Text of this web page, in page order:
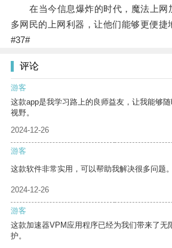
在当今信息爆炸的时代，魔法上网
多网民的上网利器，让他们能够更便捷
#37#
评论
游客
这款app是我学习路上的良师益友，让我能够
视野。
2024-12-26
游客
这款软件非常实用，可以帮助我解决很多问题。
2024-12-26
游客
这款加速器VPM应用程序已经为我们带来了无
护。